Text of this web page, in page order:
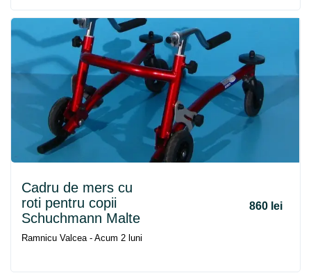
Cadru de mers cu
roti pentru copii
Schuchmann Malte
860 lei
Ramnicu Valcea - Acum 2 luni